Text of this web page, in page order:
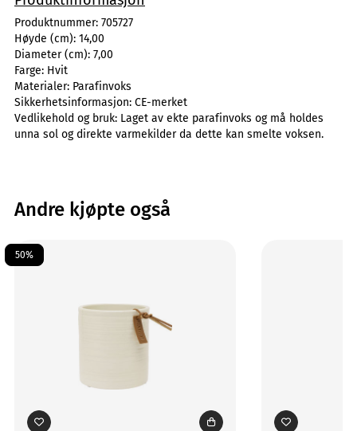
Produktnummer: 705727
Høyde (cm): 14,00
Diameter (cm): 7,00
Farge: Hvit
Materialer: Parafinvoks
Sikkerhetsinformasjon: CE-merket
Vedlikehold og bruk: Laget av ekte parafinvoks og må holdes
unna sol og direkte varmekilder da dette kan smelte voksen.
Andre kjøpte også
50%